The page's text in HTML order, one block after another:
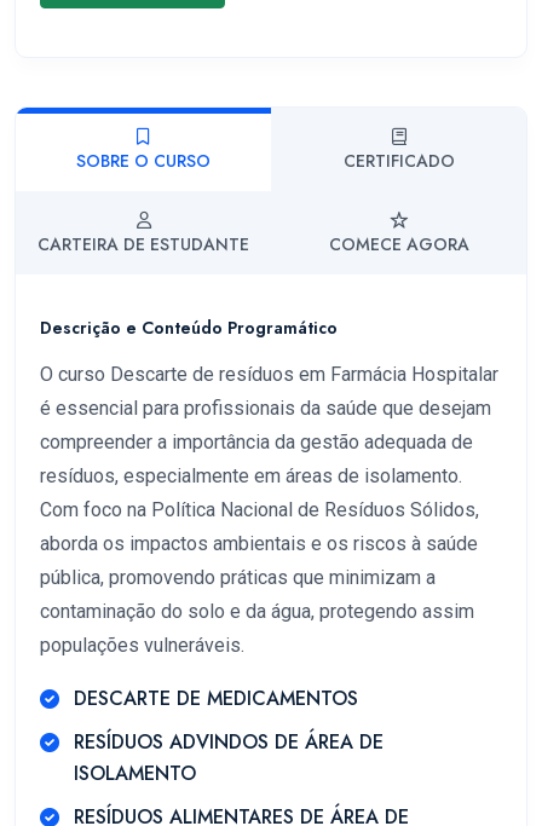
SOBRE O CURSO CERTIFICADO
CARTEIRA DE ESTUDANTE COMECE AGORA
Descrição e Conteúdo Programático
O curso Descarte de resíduos em Farmácia Hospitalar
é essencial para profissionais da saúde que desejam
compreender a importância da gestão adequada de
resíduos, especialmente em áreas de isolamento.
Com foco na Política Nacional de Resíduos Sólidos,
aborda os impactos ambientais e os riscos à saúde
pública, promovendo práticas que minimizam a
contaminação do solo e da água, protegendo assim
populações vulneráveis.
DESCARTE DE MEDICAMENTOS
RESÍDUOS ADVINDOS DE ÁREA DE
ISOLAMENTO
RESÍDUOS ALIMENTARES DE ÁREA DE